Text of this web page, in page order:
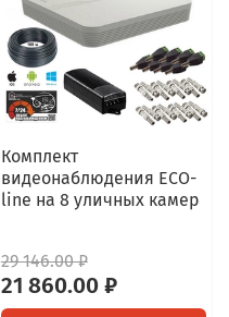
Комплект
видеонаблюдения ECO-
line на 8 уличных камер
29 146.00 ₽
21 860.00 ₽